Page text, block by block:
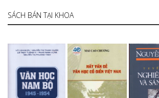
SÁCH BÁN TẠI KHOA